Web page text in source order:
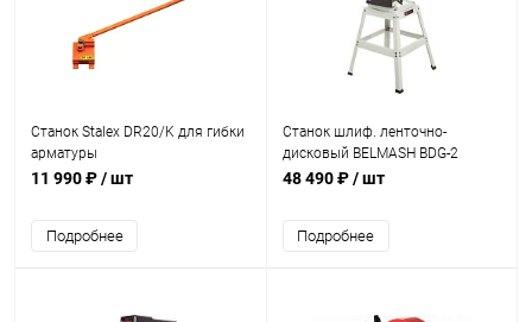
Станок Stalex DR20/K для гибки
арматуры
11 990 ₽/ шт
Подробнее
Станок шлиф. ленточно-
дисковый BELMASH BDG-2
152/228 (1100Вт,лента1219/152
48 490 ₽/ шт
Подробнее